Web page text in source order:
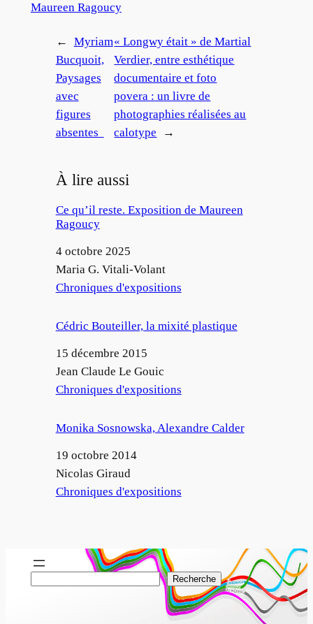
Maureen Ragoucy
←
Myriam
Bucquoit,
Paysages
avec
figures
absentes
« Longwy était » de Martial
Verdier, entre esthétique
documentaire et foto
povera : un livre de
photographies réalisées au
calotype
→
À lire aussi
Ce qu’il reste. Exposition de Maureen
Ragoucy
Date
4 octobre 2025
Auteur
Maria G. Vitali-Volant
Par rapport à
Chroniques d'expositions
Cédric Bouteiller, la mixité plastique
Date
15 décembre 2015
Auteur
Jean Claude Le Gouic
Par rapport à
Chroniques d'expositions
Monika Sosnowska, Alexandre Calder
Date
19 octobre 2014
Auteur
Nicolas Giraud
Par rapport à
Chroniques d'expositions
Recherche